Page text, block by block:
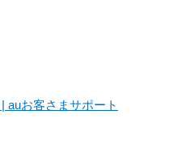
auお客さまサポート